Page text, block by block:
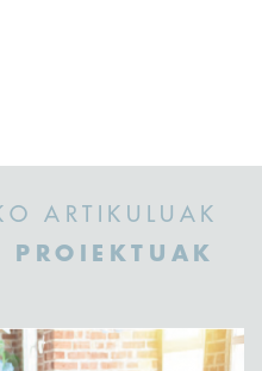
ARTIKULUAK
PROIEKTUAK